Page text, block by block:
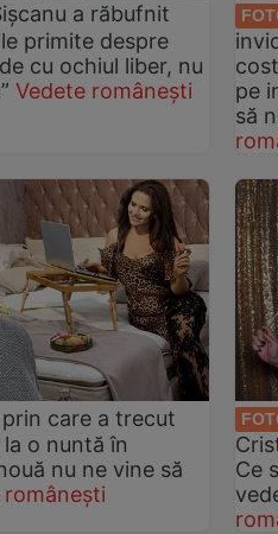
a răbufnit
primite despre
cu ochiul liber, nu
Vedete românești
pe
să
care a trecut
o nuntă în
nu ne vine să
românești
Ce